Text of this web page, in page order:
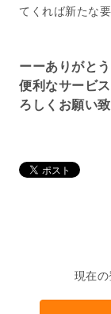
てくれば新たな
ーーありがと
便利なサービ
ろしくお願い致
現在の